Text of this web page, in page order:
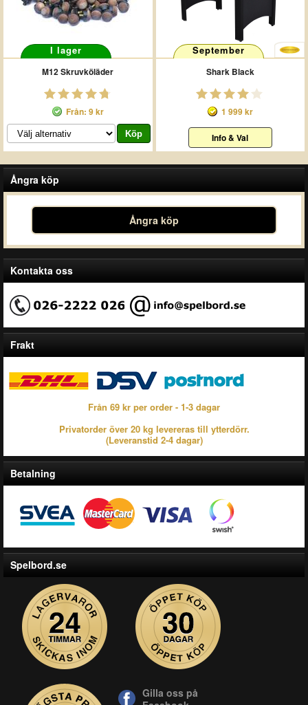
I lager
M12 Skruvköläder
Från: 9 kr
September
Shark Black
1 999 kr
Info & Val
Ångra köp
Ångra köp
Kontakta oss
Frakt
Från 69 kr per order - 1-3 dagar
Privatorder över 20 kg levereras till ytterdörr.
(Leveranstid 2-4 dagar)
Betalning
Spelbord.se
Gilla oss på